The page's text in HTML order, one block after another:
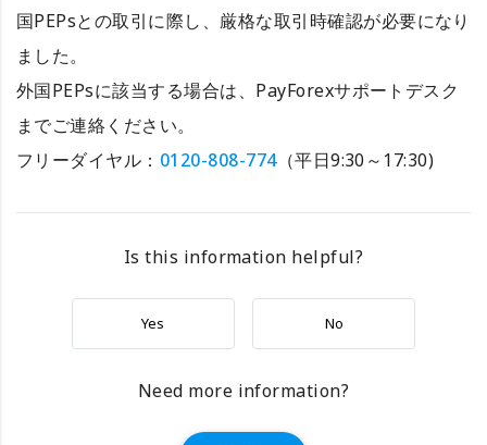
国PEPsとの取引に際し、厳格な取引時確認が必要になり
ました。
外国PEPsに該当する場合は、PayForexサポートデスク
までご連絡ください。
フリーダイヤル： 0120-808-774（平日9:30～17:30)
Is this information helpful?
Yes No
Need more information?